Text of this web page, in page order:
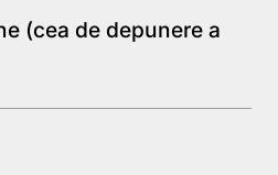
(cea de depunere a